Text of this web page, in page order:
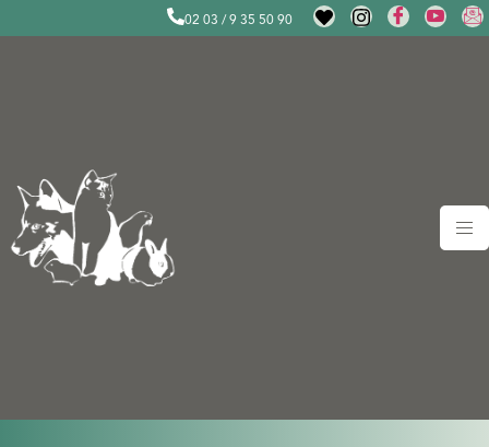
02 03 / 9 35 50 90